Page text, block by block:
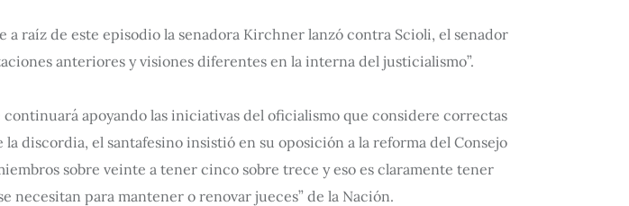
raíz de este episodio la senadora Kirchner lanzó contra Scioli, el senador
anteriores y visiones diferentes en la interna del justicialismo”.
apoyando las iniciativas del oficialismo que considere correctas
discordia, el santafesino insistió en su oposición a la reforma del Consejo
sobre veinte a tener cinco sobre trece y eso es claramente tener
necesitan para mantener o renovar jueces” de la Nación.